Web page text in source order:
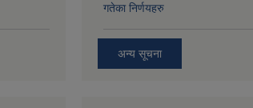
गतेका निर्णयहरु
अन्य सूचना